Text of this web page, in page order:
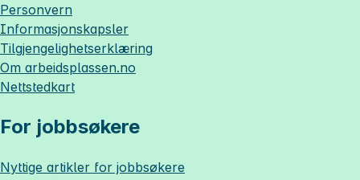
Personvern
Informasjonskapsler
Tilgjengelighetserklæring
Om arbeidsplassen.no
Nettstedkart
For jobbsøkere
Nyttige artikler for jobbsøkere